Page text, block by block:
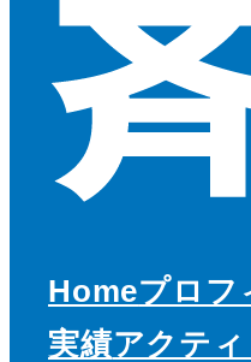
Homeプロフ
実績アクティ